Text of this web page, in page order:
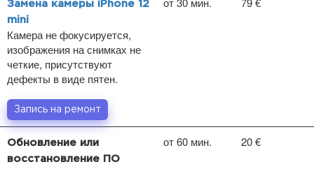
Замена камеры iPhone 12
mini
Камера не фокусируется,
изображения на снимках не
четкие, присутствуют
дефекты в виде пятен.
Запись на ремонт
Обновление или
восстановление ПО
от 60 мин. 20 €